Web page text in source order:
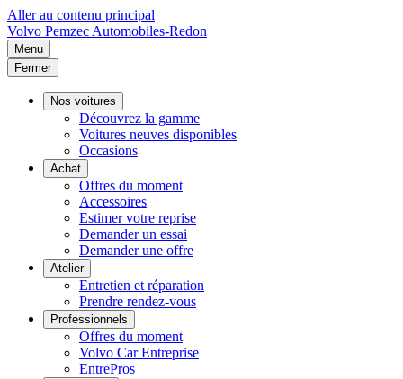
Aller au contenu principal
Volvo Pemzec Automobiles-Redon
Menu
Fermer
Nos voitures
Découvrez la gamme
Voitures neuves disponibles
Occasions
Achat
Offres du moment
Accessoires
Estimer votre reprise
Demander un essai
Demander une offre
Atelier
Entretien et réparation
Prendre rendez-vous
Professionnels
Offres du moment
Volvo Car Entreprise
EntrePros